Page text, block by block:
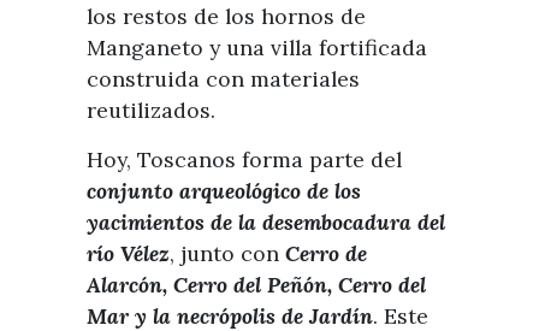
los restos de los hornos de
Manganeto y una villa fortificada
construida con materiales
reutilizados.
Hoy, Toscanos forma parte del
conjunto arqueológico de los
yacimientos de la desembocadura del
río Vélez, junto con Cerro de
Alarcón, Cerro del Peñón, Cerro del
Mar y la necrópolis de Jardín. Este